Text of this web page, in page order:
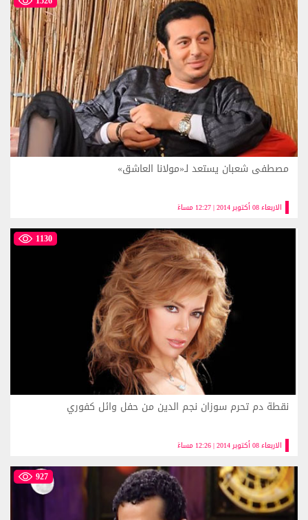
الاربعاء 08 أكتوبر 2014 | 12:27 مساءً
مصطفى شعبان يستعد لـ«مولانا العاشق»
1130
الاربعاء 08 أكتوبر 2014 | 12:26 مساءً
نقطة دم تحرم سوزان نجم الدين من حفل وائل كفوري
927